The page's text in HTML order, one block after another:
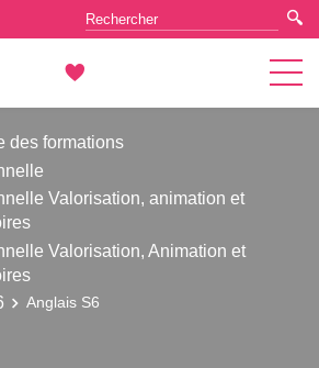
des formations
Valorisation, animation et
Valorisation, Animation et
Anglais S6